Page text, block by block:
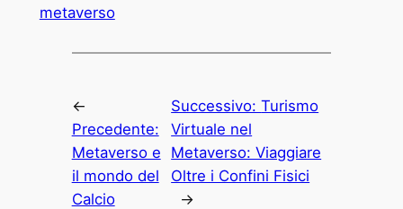
metaverso
←
Precedente:
Metaverso e
il mondo del
Calcio
Successivo:Turismo
Virtuale nel
Metaverso: Viaggiare
Oltre i Confini Fisici
→